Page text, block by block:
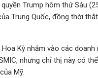
Trump hôm thứ Sáu
Trung Quốc, đồng thời
Kỳ nhắm vào các
nhưng chỉ thị này có
Mỹ.